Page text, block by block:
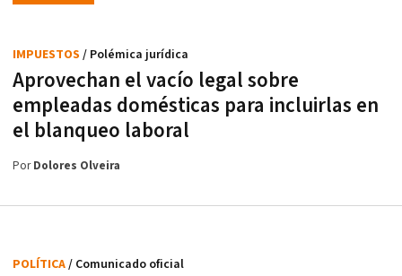
Aprovechan el vacío legal sobre
empleadas domésticas para incluirlas en
el blanqueo laboral
IMPUESTOS / Polémica jurídica
PorDolores Olveira
POLÍTICA/ Comunicado oficial